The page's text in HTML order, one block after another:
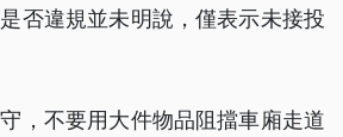
否違規並未明說，僅表示未接投
，不要用大件物品阻擋車廂走道